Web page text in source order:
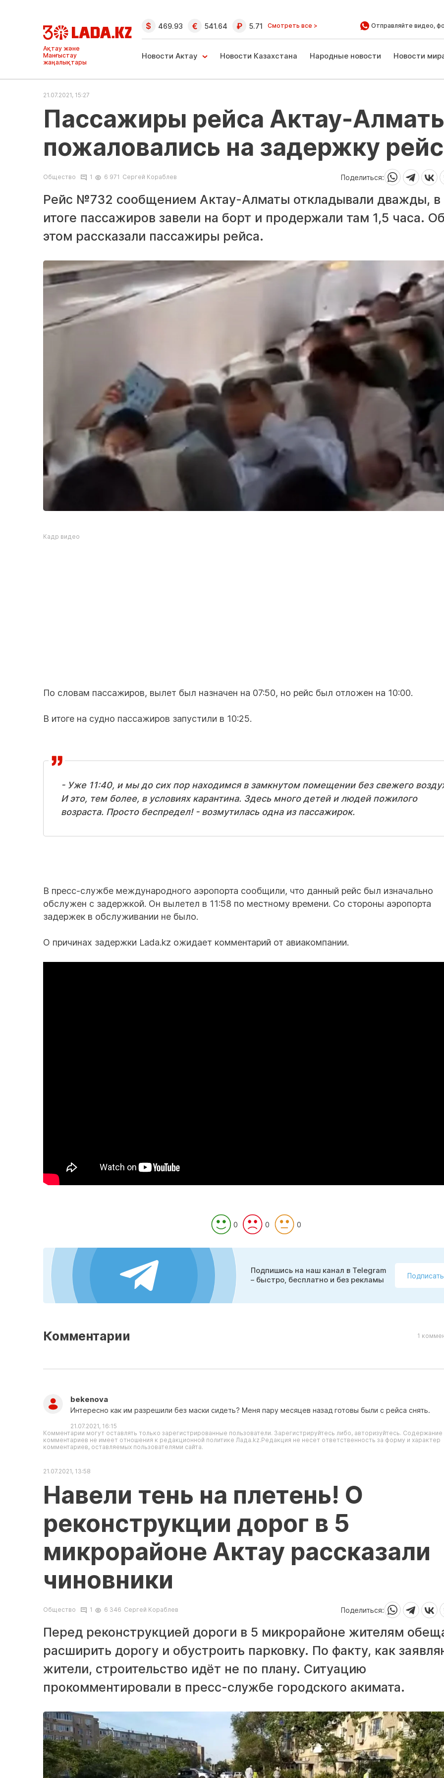
Ақтау және
Манғыстау
жаңалықтары
469.93 541.64 5.71 Смотреть все > Отправляйте видео,
Новости Актау Новости Казахстана Народные новости Новости
21.07.2021, 15:27
Пассажиры рейса Актау-
пожаловались на задержку
Общество 1 6 971 Сергей Кораблев Поделиться:
Рейс №732 сообщением Актау-Алматы откладывали дважды, в
итоге пассажиров завели на борт и продержали там 1,5 часа.
этом рассказали пассажиры рейса.
Кадр видео
По словам пассажиров, вылет был назначен на 07:50, но рейс был отложен на 10:00.
В итоге на судно пассажиров запустили в 10:25.
- Уже 11:40, и мы до сих пор находимся в замкнутом помещении без свежего
И это, тем более, в условиях карантина. Здесь много детей и людей пожилого
возраста. Просто беспредел! - возмутилась одна из пассажирок.
В пресс-службе международного аэропорта сообщили, что данный рейс был изначально
обслужен с задержкой. Он вылетел в 11:58 по местному времени. Со стороны аэропорта
задержек в обслуживании не было.
О причинах задержки Lada.kz ожидает комментарий от авиакомпании.
0 0 0
Подпишись на наш канал в Telegram
– быстро, бесплатно и без рекламы
Комментарии 1
bekenova
Интересно как им разрешили без маски сидеть? Меня пару месяцев назад готовы были с рейса снять.
21.07.2021, 16:15
Комментарии могут оставлять только зарегистрированные пользователи. Зарегистрируйтесь либо, авторизуйтесь. Содержание
комментариев не имеет отношения к редакционной политике Лада.kz.Редакция не несет ответственность за форму и характер
комментариев, оставляемых пользователями сайта.
21.07.2021, 13:58
Навели тень на плетень! О
реконструкции дорог в 5
микрорайоне Актау рассказали
чиновники
Общество 1 6 346 Сергей Кораблев Поделиться:
Перед реконструкцией дороги в 5 микрорайоне жителям
расширить дорогу и обустроить парковку. По факту, как
жители, строительство идёт не по плану. Ситуацию
прокомментировали в пресс-службе городского акимата.